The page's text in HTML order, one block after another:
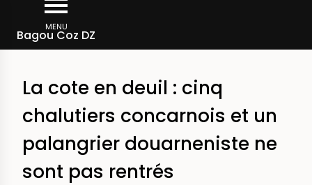
contenu
MENU
Bagou Coz DZ
d'Ariane
Rechercher dans la presse
La cote en deuil : cinq
chalutiers concarnois et un
palangrier douarneniste ne
sont pas rentrés